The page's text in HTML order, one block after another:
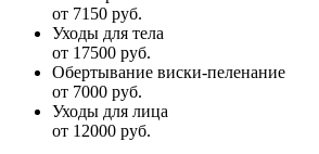
от 7150 руб.
Уходы для тела
от 17500 руб.
Обертывание виски-пеленание
от 7000 руб.
Уходы для лица
от 12000 руб.